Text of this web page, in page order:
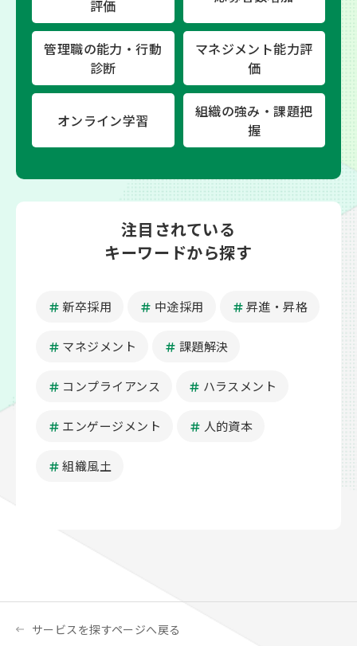
評価
管理職の能力・行動
診断
マネジメント能力評
価
オンライン学習
組織の強み・課題把
握
注目されている
キーワードから探す
新卒採用 中途採用 昇進・昇格
マネジメント 課題解決
コンプライアンス ハラスメント
エンゲージメント 人的資本
組織風土
サービスを探すページへ戻る